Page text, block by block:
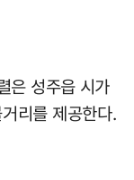
은 성주읍 시가
리를 제공한다.